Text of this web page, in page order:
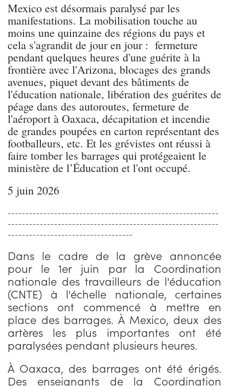
Mexico est désormais paralysé par les
manifestations. La mobilisation touche au
moins une quinzaine des régions du pays et
cela s'agrandit de jour en jour : fermeture
pendant quelques heures d'une guérite à la
frontière avec l'Arizona, blocages des grands
avenues, piquet devant des bâtiments de
l'éducation nationale, libération des guérites de
péage dans des autoroutes, fermeture de
l'aéroport à Oaxaca, décapitation et incendie
de grandes poupées en carton représentant des
footballeurs, etc. Et les grévistes ont réussi à
faire tomber les barrages qui protégeaient le
ministère de l’Éducation et l'ont occupé.
5 juin 2026
-----------------------------------------------------------
-----------------------------------------------------------
-----------------------------------
Dans le cadre de la grève annoncée
pour le 1er juin par la Coordination
nationale des travailleurs de l'éducation
(CNTE) à l'échelle nationale, certaines
sections ont commencé à mettre en
place des barrages. À Mexico, deux des
artères les plus importantes ont été
paralysées pendant plusieurs heures.
À Oaxaca, des barrages ont été érigés.
Des enseignants de la Coordination